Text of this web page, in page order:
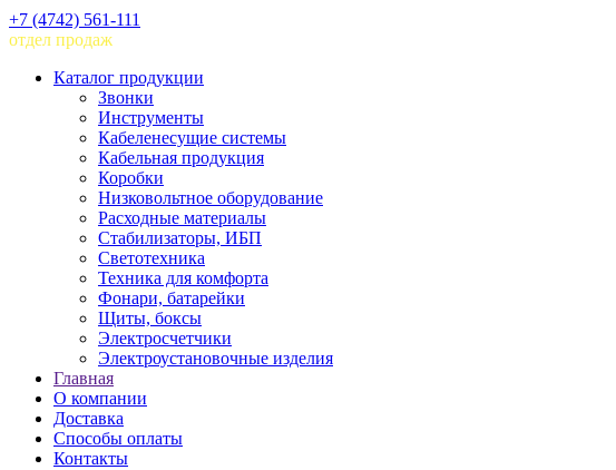
+7 (4742) 561-111
отдел продаж
Каталог продукции
Звонки
Инструменты
Кабеленесущие системы
Кабельная продукция
Коробки
Низковольтное оборудование
Расходные материалы
Стабилизаторы, ИБП
Светотехника
Техника для комфорта
Фонари, батарейки
Щиты, боксы
Электросчетчики
Электроустановочные изделия
Главная
О компании
Доставка
Способы оплаты
Контакты